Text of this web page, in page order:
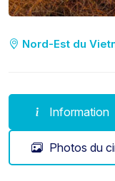
Nord-Est du
Information
Photos du